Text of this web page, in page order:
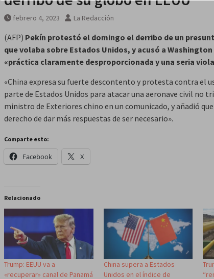
7 de agosto
febrero 4, 2023 La Redacción
(AFP) Pekín protestó el domingo el derribo de un
que volaba sobre Estados Unidos, y acusó a
«práctica claramente desproporcionada y una seria
«China expresa su fuerte descontento y protesta contra el
parte de Estados Unidos para atacar una aeronave civil no
ministro de Exteriores chino en un comunicado, y añadió
derecho de dar más respuestas de ser necesario».
Comparte esto:
Facebook X
Relacionado
Trump: EEUU va a
«recuperar» canal de Panamá
China supera a Estados
Unidos en el índice de